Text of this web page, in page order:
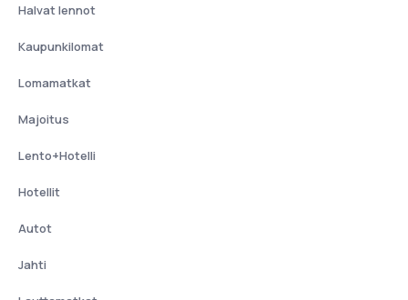
Halvat lennot
Kaupunkilomat
Lomamatkat
Majoitus
Lento+Hotelli
Hotellit
Autot
Jahti